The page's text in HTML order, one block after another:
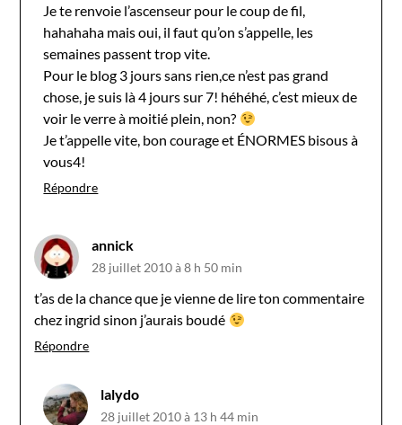
Je te renvoie l’ascenseur pour le coup de fil,
hahahaha mais oui, il faut qu’on s’appelle, les
semaines passent trop vite.
Pour le blog 3 jours sans rien,ce n’est pas grand
chose, je suis là 4 jours sur 7! héhéhé, c’est mieux de
voir le verre à moitié plein, non?
Je t’appelle vite, bon courage et ÉNORMES bisous à
vous4!
Répondre
annick
28 juillet 2010 à 8 h 50 min
t’as de la chance que je vienne de lire ton commentaire
chez ingrid sinon j’aurais boudé
Répondre
lalydo
28 juillet 2010 à 13 h 44 min